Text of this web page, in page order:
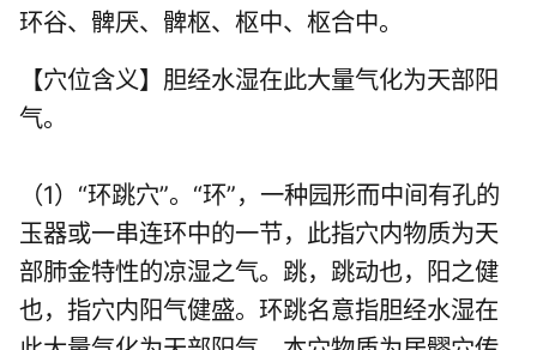
环谷、髀厌、髀枢、枢中、枢合中。
【穴位含义】胆经水湿在此大量气化为天部阳
气。
（1）“环跳穴”。“环”，一种园形而中间有孔的
玉器或一串连环中的一节，此指穴内物质为天
部肺金特性的凉湿之气。跳，跳动也，阳之健
也，指穴内阳气健盛。环跳名意指胆经水湿在